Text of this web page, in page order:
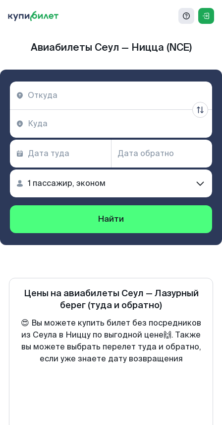
Авиабилеты Сеул — Ницца (NCE)
Найти
Цены на авиабилеты Сеул — Лазурный
берег (туда и обратно)
😍 Вы можете купить билет без посредников
из Сеула в Ниццу по выгодной цене🙌. Также
вы можете выбрать перелет туда и обратно,
если уже знаете дату возвращения